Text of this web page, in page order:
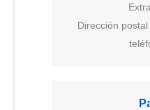
Dirección